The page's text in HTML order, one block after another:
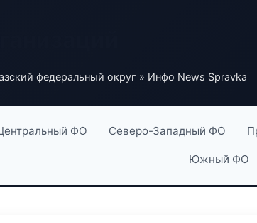
федеральный округ » Инфо News Spravka
ФО Северо-Западный ФО
Южный ФО